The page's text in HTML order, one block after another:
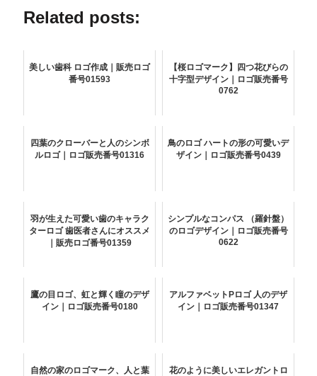
Related posts:
美しい歯科 ロゴ作成｜販売ロゴ
番号01593
【桜ロゴマーク】四つ花びらの
十字型デザイン｜ロゴ販売番号
0762
四葉のクローバーと人のシンボ
ルロゴ｜ロゴ販売番号01316
鳥のロゴ ハートの形の可愛いデ
ザイン｜ロゴ販売番号0439
羽が生えた可愛い歯のキャラク
ターロゴ 歯医者さんにオススメ
｜販売ロゴ番号01359
シンプルなコンパス （羅針盤）
のロゴデザイン｜ロゴ販売番号
0622
鷹の目ロゴ、虹と輝く瞳のデザ
イン｜ロゴ販売番号0180
アルファベットPロゴ 人のデザ
イン｜ロゴ販売番号01347
自然の家のロゴマーク、人と葉
花のように美しいエレガントロ